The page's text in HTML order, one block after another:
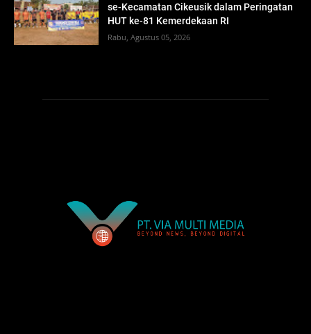
se-Kecamatan Cikeusik dalam Peringatan
HUT ke-81 Kemerdekaan RI
Rabu, Agustus 05, 2026